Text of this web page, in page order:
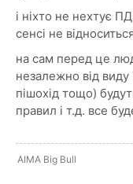
і ніхто не нехтує
сенсі не
на сам перед це
незалежно від
пішохід тощо)
правил і т.д. все
AIMA Big Bull